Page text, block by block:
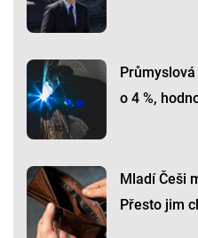
o 4 %,
Mladí Češi
Přesto jim